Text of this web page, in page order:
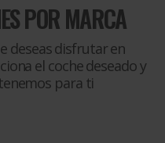
POR MARCA
deseas disfrutar en
el coche deseado y
para ti